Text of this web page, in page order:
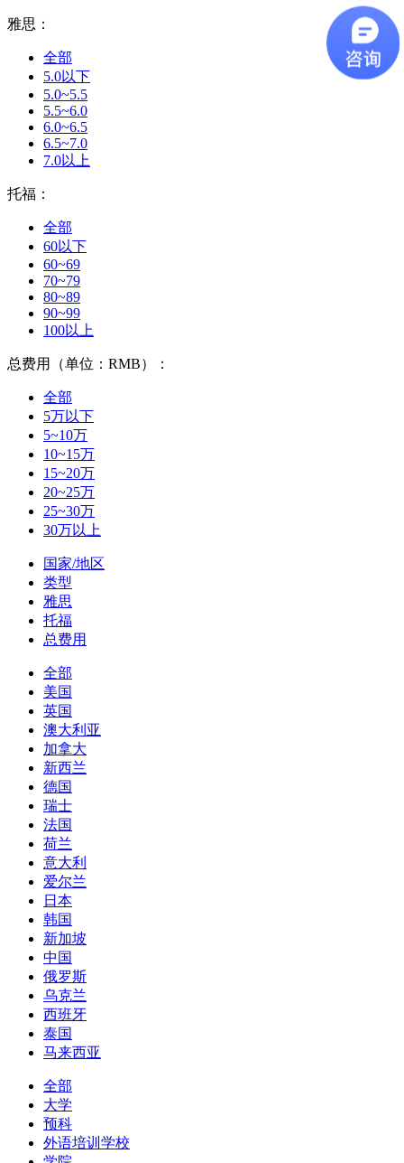
雅思：
全部
5.0以下
5.0~5.5
5.5~6.0
6.0~6.5
6.5~7.0
7.0以上
托福：
全部
60以下
60~69
70~79
80~89
90~99
100以上
总费用（单位：RMB）：
全部
5万以下
5~10万
10~15万
15~20万
20~25万
25~30万
30万以上
国家/地区
类型
雅思
托福
总费用
全部
美国
英国
澳大利亚
加拿大
新西兰
德国
瑞士
法国
荷兰
意大利
爱尔兰
日本
韩国
新加坡
中国
俄罗斯
乌克兰
西班牙
泰国
马来西亚
全部
大学
预科
外语培训学校